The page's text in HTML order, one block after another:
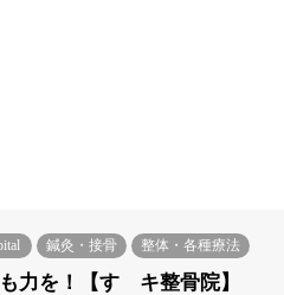
鍼灸・接骨 整体・各種療法
力を！【すゞキ整骨院】